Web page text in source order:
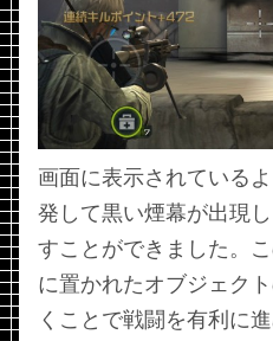
画面に表示されている
発して黒い煙幕が出現
すことができました。
に置かれたオブジェク
くことで戦闘を有利に